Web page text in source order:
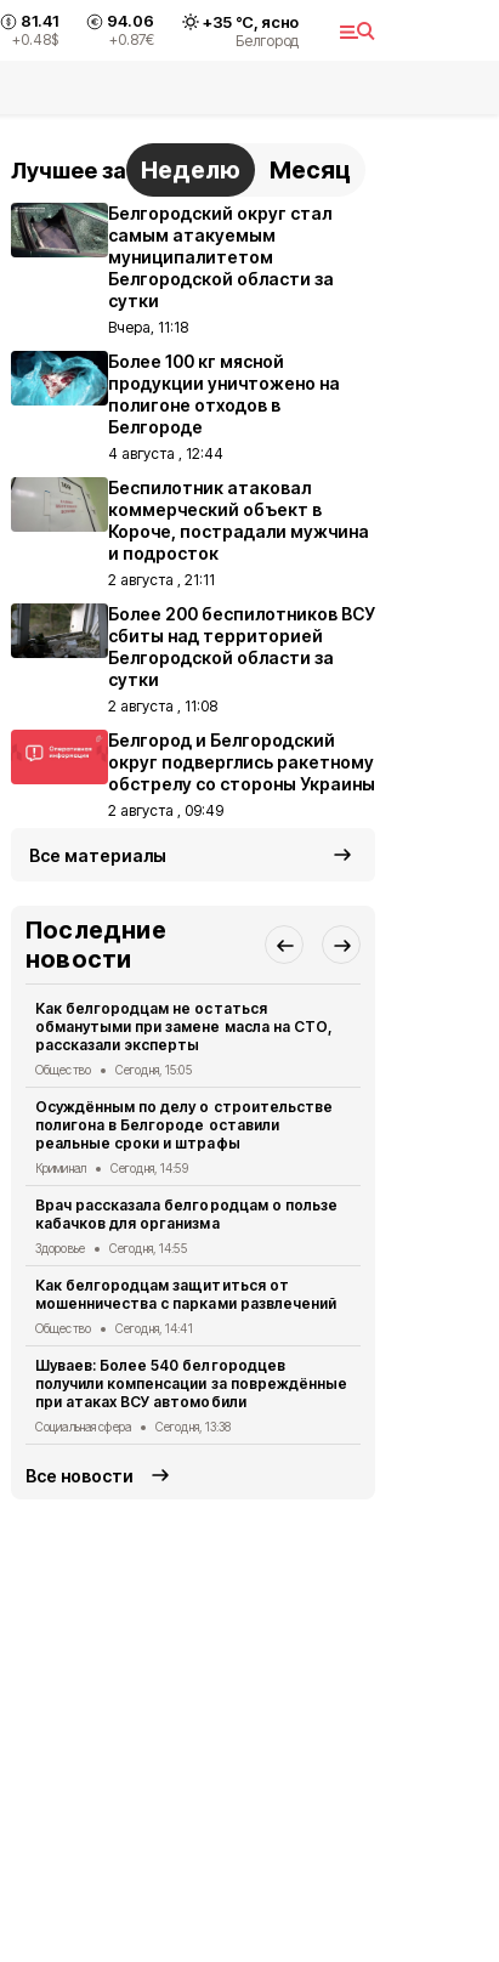
81.41
+0.48$
94.06
+0.87€
+35°С, ясно
Белгород
Лучшее за Неделю Месяц
Белгородский округ стал
самым атакуемым
муниципалитетом
Белгородской области за
сутки
Вчера, 11:18
Более 100 кг мясной
продукции уничтожено на
полигоне отходов в
Белгороде
4 августа , 12:44
Беспилотник атаковал
коммерческий объект в
Короче, пострадали мужчина
и подросток
2 августа , 21:11
Более 200 беспилотников ВСУ
сбиты над территорией
Белгородской области за
сутки
2 августа , 11:08
Белгород и Белгородский
округ подверглись ракетному
обстрелу со стороны Украины
2 августа , 09:49
Все материалы
Последние
новости
Как белгородцам не остаться
обманутыми при замене масла на СТО,
рассказали эксперты
Общество Сегодня, 15:05
Осуждённым по делу о строительстве
полигона в Белгороде оставили
реальные сроки и штрафы
Криминал Сегодня, 14:59
Врач рассказала белгородцам о пользе
кабачков для организма
Здоровье Сегодня, 14:55
Как белгородцам защититься от
мошенничества с парками развлечений
Общество Сегодня, 14:41
Шуваев: Более 540 белгородцев
получили компенсации за повреждённые
при атаках ВСУ автомобили
Социальная сфера Сегодня, 13:38
Все новости